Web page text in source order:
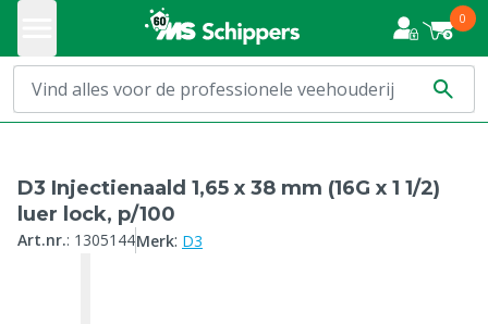
0
D3 Injectienaald 1,65 x 38 mm (16G x 1 1/2)
luer lock, p/100
Art.nr.: 1305144Merk: D3